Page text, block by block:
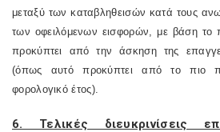
μεταξύ των καταβληθεισών κατά τους
των οφειλόμενων εισφορών, με βάση το
προκύπτει από την άσκηση της
(όπως αυτό προκύπτει από το πιο
φορολογικό έτος).
6. Τελικές διευκρινίσεις